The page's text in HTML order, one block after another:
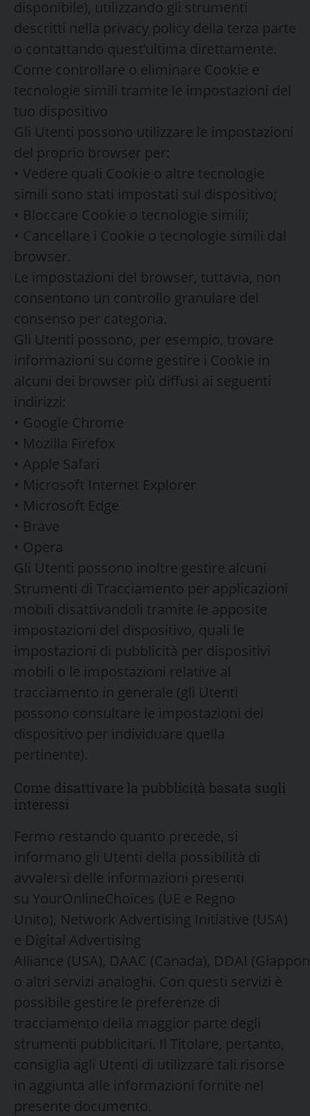
disponibile), utilizzando gli strumenti
descritti nella privacy policy della terza parte
o contattando quest’ultima direttamente.
Come controllare o eliminare Cookie e
tecnologie simili tramite le impostazioni del
tuo dispositivo
Gli Utenti possono utilizzare le impostazioni
del proprio browser per:
• Vedere quali Cookie o altre tecnologie
simili sono stati impostati sul dispositivo;
• Bloccare Cookie o tecnologie simili;
• Cancellare i Cookie o tecnologie simili dal
browser.
Le impostazioni del browser, tuttavia, non
consentono un controllo granulare del
consenso per categoria.
Gli Utenti possono, per esempio, trovare
informazioni su come gestire i Cookie in
alcuni dei browser più diffusi ai seguenti
indirizzi:
• Google Chrome
• Mozilla Firefox
• Apple Safari
• Microsoft Internet Explorer
• Microsoft Edge
• Brave
• Opera
Gli Utenti possono inoltre gestire alcuni
Strumenti di Tracciamento per applicazioni
mobili disattivandoli tramite le apposite
impostazioni del dispositivo, quali le
impostazioni di pubblicità per dispositivi
mobili o le impostazioni relative al
tracciamento in generale (gli Utenti
possono consultare le impostazioni del
dispositivo per individuare quella
pertinente).
Come disattivare la pubblicità basata sugli
interessi
Fermo restando quanto precede, si
informano gli Utenti della possibilità di
avvalersi delle informazioni presenti
su YourOnlineChoices (UE e Regno
Unito), Network Advertising Initiative (USA)
e Digital Advertising
Alliance (USA), DAAC (Canada), DDAI
o altri servizi analoghi. Con questi servizi è
possibile gestire le preferenze di
tracciamento della maggior parte degli
strumenti pubblicitari. Il Titolare, pertanto,
consiglia agli Utenti di utilizzare tali risorse
in aggiunta alle informazioni fornite nel
presente documento.